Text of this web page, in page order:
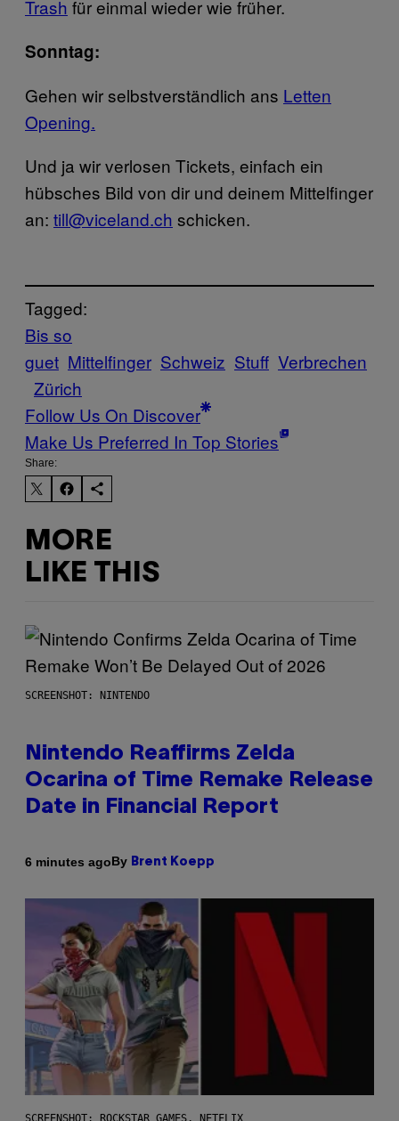
Trash für einmal wieder wie früher.
Sonntag:
Gehen wir selbstverständlich ans Letten
Opening.
Und ja wir verlosen Tickets, einfach ein
hübsches Bild von dir und deinem Mittelfinger
an: till@viceland.ch schicken.
Tagged:
Bis so
guet Mittelfinger Schweiz Stuff Verbrechen
Zürich
Follow Us On Discover
Make Us Preferred In Top Stories
Share:
MORE
LIKE THIS
SCREENSHOT: NINTENDO
Nintendo Reaffirms Zelda
Ocarina of Time Remake Release
Date in Financial Report
6 minutes agoBy Brent Koepp
SCREENSHOT: ROCKSTAR GAMES, NETFLIX